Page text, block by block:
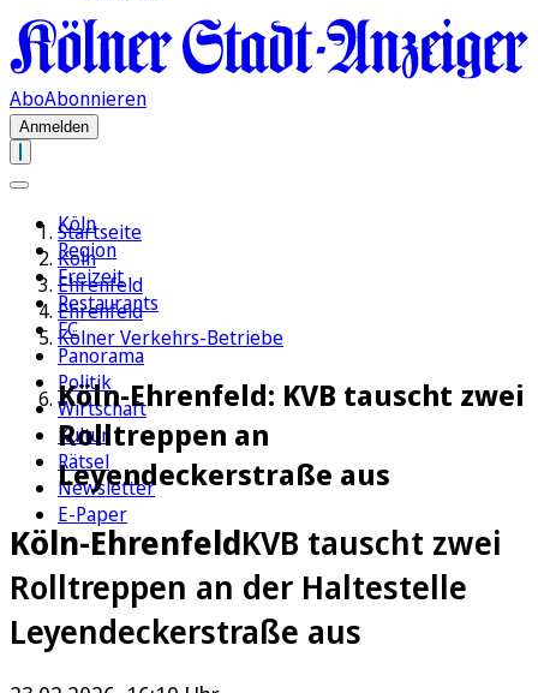
AboAbonnieren
Anmelden
Köln
Region
Freizeit
Restaurants
FC
Panorama
Politik
Wirtschaft
Kultur
Rätsel
Newsletter
E-Paper
Startseite
Köln
Ehrenfeld
Ehrenfeld
Kölner Verkehrs-Betriebe
Köln-Ehrenfeld: KVB tauscht zwei
Rolltreppen an
Leyendeckerstraße aus
Köln-EhrenfeldKVB tauscht zwei
Rolltreppen an der Haltestelle
Leyendeckerstraße aus